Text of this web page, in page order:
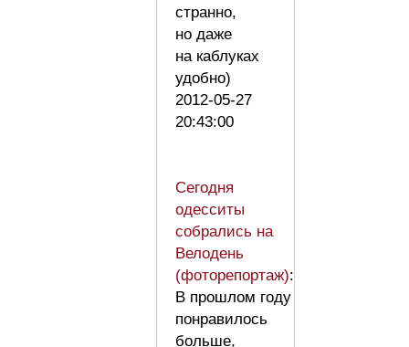
странно,
но даже
на каблуках
удобно)
2012-05-27
20:43:00
Сегодня
одесситы
собрались на
Велодень
(фоторепортаж):
В прошлом году
понравилось
больше,